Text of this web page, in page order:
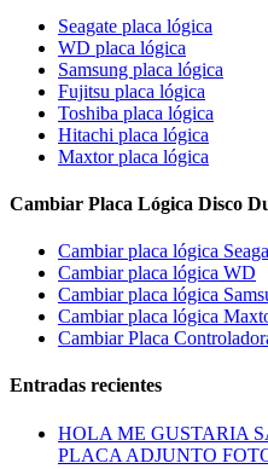
Seagate placa lógica
WD placa lógica
Samsung placa lógica
Fujitsu placa lógica
Toshiba placa lógica
Hitachi placa lógica
Maxtor placa lógica
Cambiar Placa Lógica Disco
Cambiar placa lógica
Cambiar placa lógica WD
Cambiar placa lógica
Cambiar placa lógica
Cambiar Placa
Entradas recientes
HOLA ME GUSTARIA
PLACA ADJUNTO